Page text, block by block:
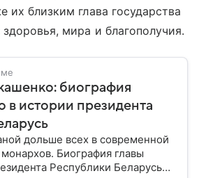
их близким глава государства
мира и благополучия.
биография
в истории президента
дольше всех в современной
Биография главы
Республики Беларусь